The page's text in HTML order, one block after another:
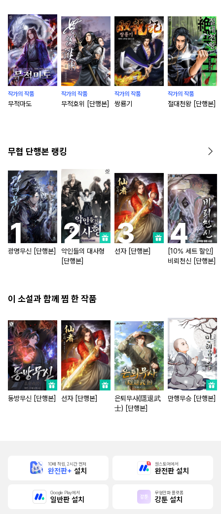
작가의 작품
무적마도
작가의 작품
무적호위 [단행본]
작가의 작품
쌍룡기
작가의 작품
절대천왕 [단행본]
무협 단행본 랭킹
광명무신 [단행본]
악인들의 대사형
[단행본]
선자 [단행본]
[10% 세트 할인]
비뢰천신 [단행본]
이 소설과 함께 찜 한 작품
동방무신 [단행본] 선자 [단행본]
은퇴무사(隱退武
士) [단행본]
만행무승 [단행본]
10배 적립, 2시간 먼저
완전판+ 설치
원스토어에서
완전판 설치
Google Play에서
일반판 설치
무협만화 플랫폼
강툰 설치